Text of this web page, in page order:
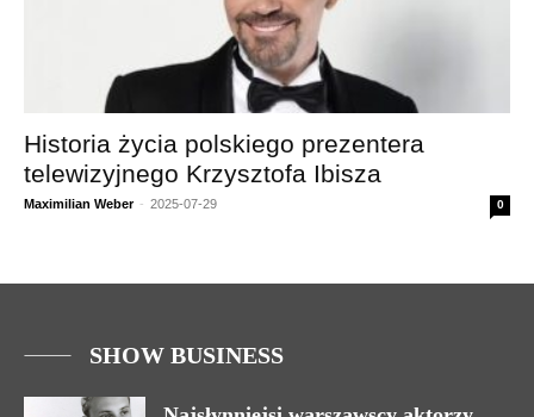
Historia życia polskiego prezentera
telewizyjnego Krzysztofa Ibisza
Maximilian Weber - 2025-07-29 0
SHOW BUSINESS